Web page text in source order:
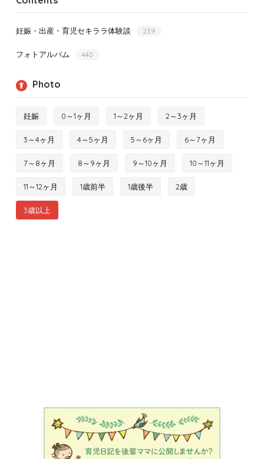
妊娠・出産・育児セキララ体験談 239
フォトアルバム 440
Photo
妊娠 0～1ヶ月 1～2ヶ月 2～3ヶ月
3～4ヶ月 4～5ヶ月 5～6ヶ月 6～7ヶ月
7～8ヶ月 8～9ヶ月 9～10ヶ月 10～11ヶ月
11～12ヶ月 1歳前半 1歳後半 2歳
3歳以上